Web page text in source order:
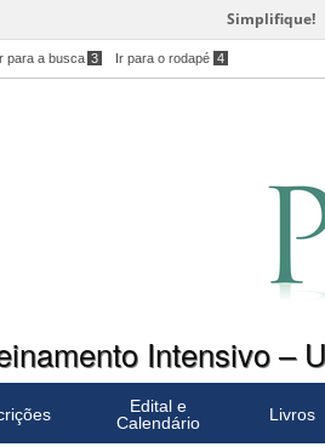
Simplifique!
Ir para a busca 3 Ir para o rodapé 4
Intensivo –
Edital e
Calendário
Livros